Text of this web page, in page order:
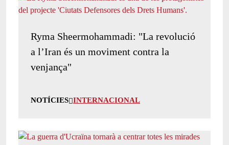
Ryma Sheermohammadi: "La revolució
a l’Iran és un moviment contra la
venjança"
NOTÍCIES INTERNACIONAL